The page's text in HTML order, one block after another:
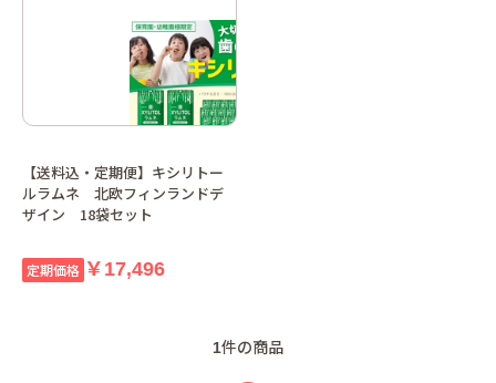
【送料込・定期便】キシリトー
ルラムネ 北欧フィンランドデ
ザイン 18袋セット
定期価格 ￥17,496
1件の商品